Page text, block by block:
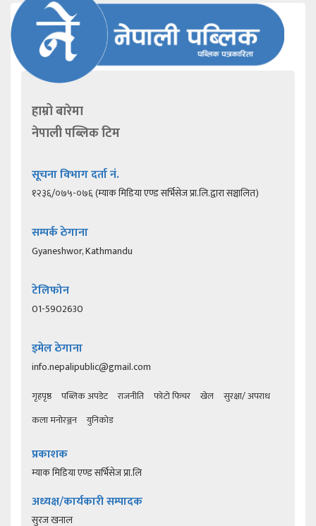
हाम्रो बारेमा
नेपाली पब्लिक टिम
सूचना विभाग दर्ता नं.
१२३६/०७५-०७६ (म्याक मिडिया एण्ड सर्भिसेज प्रा.लि.द्वारा सञ्चालित)
सम्पर्क ठेगाना
Gyaneshwor, Kathmandu
टेलिफोन
01-5902630
इमेल ठेगाना
info.nepalipublic@gmail.com
गृहपृष्ठ पब्लिक अपडेट राजनीति फोटो फिचर खेल
सुरक्षा/ अपराध
कला मनोरञ्जन
युनिकोड
प्रकाशक
म्याक मिडिया एण्ड सर्भिसेज प्रा.लि
अध्यक्ष/कार्यकारी सम्पादक
सुरज खनाल